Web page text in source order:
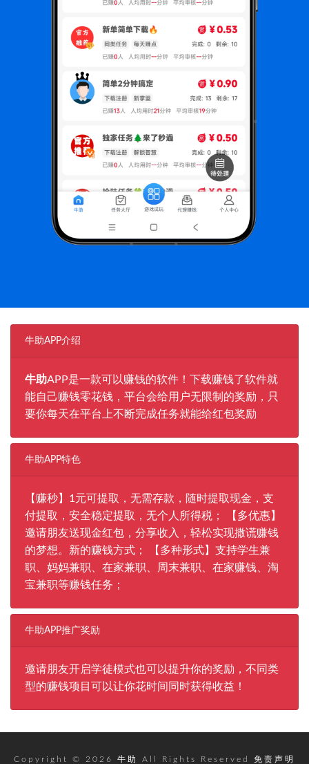
牛助APP介绍
牛助APP是一款可以赚钱的软件！下载赚钱了软件就
能自己赚钱零花钱，平台会给用户无限制的奖励，只
要你每天在平台上不断完成任务就能给红包奖励
牛助APP特色
【赚秒】1元可提取，无需存款，随时提取现金，支
付提取，安全稳定提取，无个人所得税； 【多优惠】
邀请朋友送现金红包，分享收入，轻松实现撒谎赚钱
的梦想。新的赚钱方式； 【多种形式】支持学生兼
职、妈妈兼职、在家兼职、周末兼职、在家赚钱、淘
宝兼职等赚钱任务；
牛助APP推广奖励
邀请朋友开启学徒模式也可以提升你的奖励，不同类
型的赚钱项目可以让你花时间同时获得收益！
Copyright © 2026 牛助 All Rights Reserved 免责声明